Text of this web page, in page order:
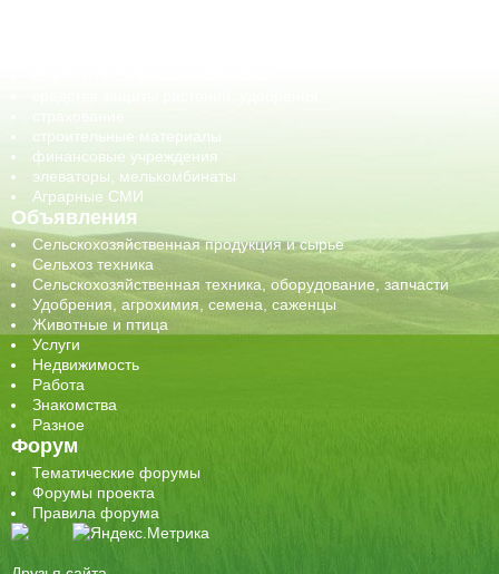
строительные материалы
финансовые учреждения
элеваторы, мелькомбинаты
Аграрные СМИ
Объявления
Сельскохозяйственная продукция и сырье
Сельхоз техника
Сельскохозяйственная техника, оборудование, запчасти
Удобрения, агрохимия, семена, саженцы
Животные и птица
Услуги
Недвижимость
Работа
Знакомства
Разное
Форум
Тематические форумы
Форумы проекта
Правила форума